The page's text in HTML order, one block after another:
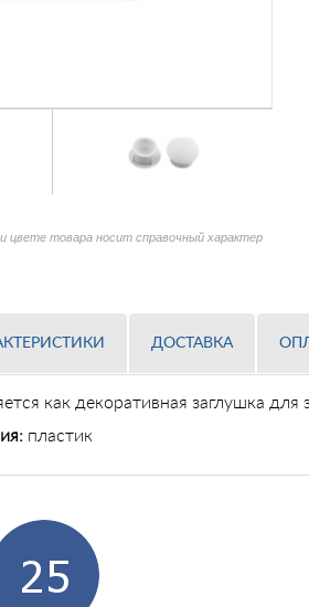
цвете товара носит справочный характер
ДОСТАВКА
как декоративная заглушка для
пластик